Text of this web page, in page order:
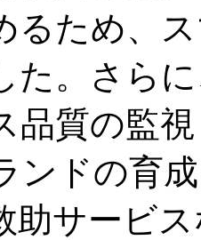
るため、
た。さら
品質の監
ンドの育
助サービ